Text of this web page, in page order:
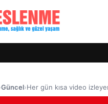
Güncel›Her gün kısa video